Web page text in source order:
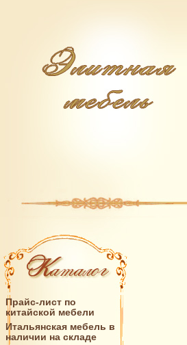
Прайс-лист по
китайской мебели
Итальянская мебель в
наличии на складе